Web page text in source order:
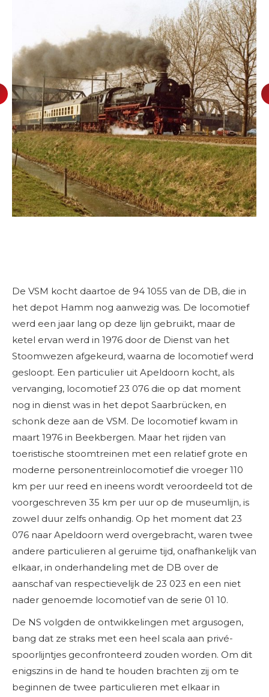
De VSM kocht daartoe de 94 1055 van de DB, die in
het depot Hamm nog aanwezig was. De locomotief
werd een jaar lang op deze lijn gebruikt, maar de
ketel ervan werd in 1976 door de Dienst van het
Stoomwezen afgekeurd, waarna de locomotief werd
gesloopt. Een particulier uit Apeldoorn kocht, als
vervanging, locomotief 23 076 die op dat moment
nog in dienst was in het depot Saarbrücken, en
schonk deze aan de VSM. De locomotief kwam in
maart 1976 in Beekbergen. Maar het rijden van
toeristische stoomtreinen met een relatief grote en
moderne personentreinlocomotief die vroeger 110
km per uur reed en ineens wordt veroordeeld tot de
voorgeschreven 35 km per uur op de museumlijn, is
zowel duur zelfs onhandig. Op het moment dat 23
076 naar Apeldoorn werd overgebracht, waren twee
andere particulieren al geruime tijd, onafhankelijk van
elkaar, in onderhandeling met de DB over de
aanschaf van respectievelijk de 23 023 en een niet
nader genoemde locomotief van de serie 01 10.
De NS volgden de ontwikkelingen met argusogen,
bang dat ze straks met een heel scala aan privé-
spoorlijntjes geconfronteerd zouden worden. Om dit
enigszins in de hand te houden brachten zij om te
beginnen de twee particulieren met elkaar in